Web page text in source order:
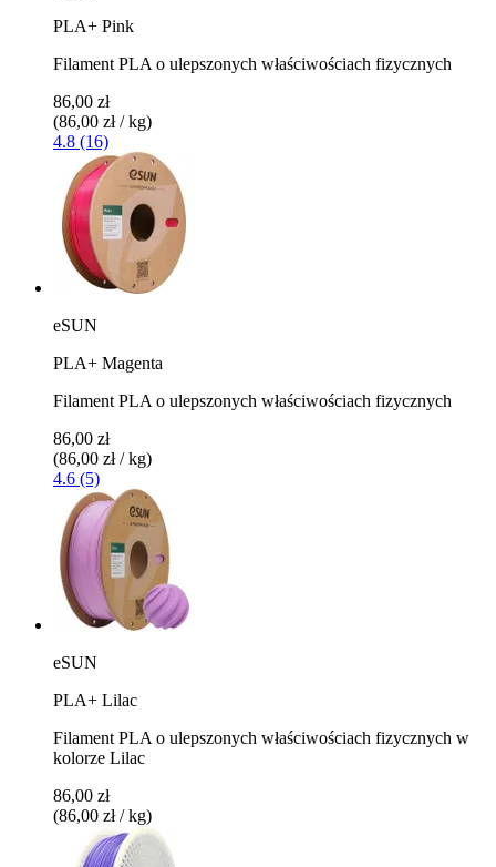
PLA+ Pink
Filament PLA o ulepszonych właściwościach fizycznych
86,00 zł
(86,00 zł / kg)
4.8 (16)
eSUN
PLA+ Magenta
Filament PLA o ulepszonych właściwościach fizycznych
86,00 zł
(86,00 zł / kg)
4.6 (5)
eSUN
PLA+ Lilac
Filament PLA o ulepszonych właściwościach fizycznych w
kolorze Lilac
86,00 zł
(86,00 zł / kg)